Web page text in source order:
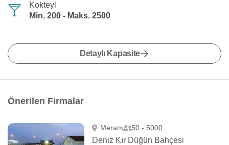
Kokteyl
Min. 200 - Maks. 2500
Detaylı Kapasite
Önerilen Firmalar
Meram 50 - 5000
Deniz Kır Düğün Bahçesi